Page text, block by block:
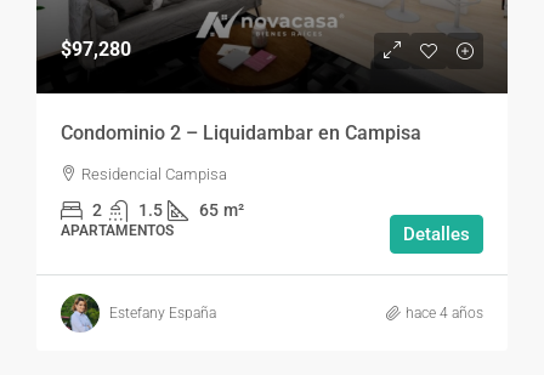
$97,280
Condominio 2 – Liquidambar en Campisa
Residencial Campisa
2 1.5 65 m²
APARTAMENTOS Detalles
Estefany España hace 4 años